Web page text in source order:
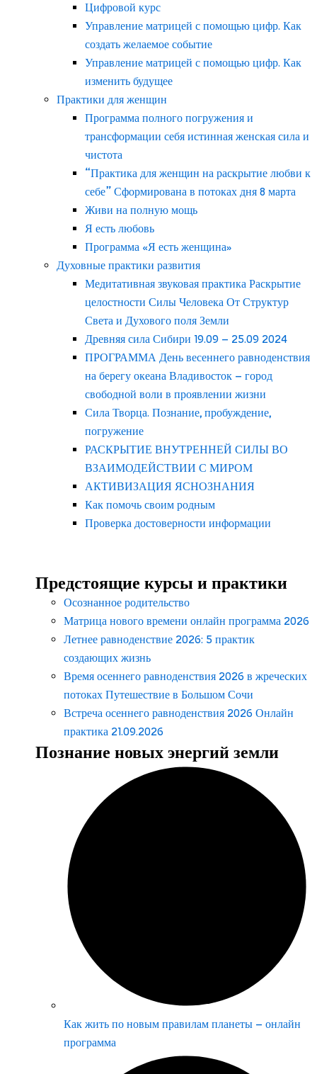
Цифровой курс
Управление матрицей с помощью цифр. Как
создать желаемое событие
Управление матрицей с помощью цифр. Как
изменить будущее
Практики для женщин
Программа полного погружения и
трансформации себя истинная женская сила и
чистота
“Практика для женщин на раскрытие любви к
себе” Сформирована в потоках дня 8 марта
Живи на полную мощь
Я есть любовь
Программа «Я есть женщина»
Духовные практики развития
Медитативная звуковая практика Раскрытие
целостности Силы Человека От Структур
Света и Духового поля Земли
Древняя сила Сибири 19.09 – 25.09 2024
ПРОГРАММА День весеннего равноденствия
на берегу океана Владивосток – город
свободной воли в проявлении жизни
Сила Творца. Познание, пробуждение,
погружение
РАСКРЫТИЕ ВНУТРЕННЕЙ СИЛЫ ВО
ВЗАИМОДЕЙСТВИИ С МИРОМ
АКТИВИЗАЦИЯ ЯСНОЗНАНИЯ
Как помочь своим родным
Проверка достоверности информации
Предстоящие курсы и практики
Осознанное родительство
Матрица нового времени онлайн программа 2026
Летнее равноденствие 2026: 5 практик
создающих жизнь
Время осеннего равноденствия 2026 в жреческих
потоках Путешествие в Большом Сочи
Встреча осеннего равноденствия 2026 Онлайн
практика 21.09.2026
Познание новых энергий земли
Как жить по новым правилам планеты – онлайн
программа